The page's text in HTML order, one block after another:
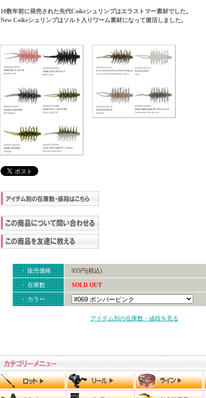
10数年前に発売された先代Coikeシュリンプはエラストマー素材でした。
New Coikeシュリンプはソルト入りワーム素材になって復活しました。
・ 販売価格 935円(税込)
・ 在庫数 SOLD OUT
・ カラー
アイテム別の在庫数・値段を見る